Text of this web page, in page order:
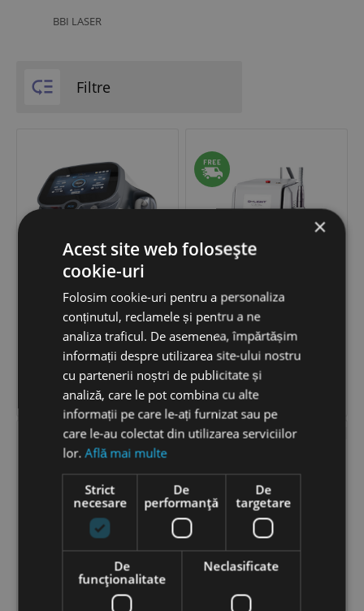
BBI LASER
 Filtre
BBI LASER
92,310LEI
ADAUGĂ ÎN COȘ 
D-LIGHT PLUS PICO -
L.A.S.E.R. Indepartare Tatuaje
+
− 320,576
ADAUGĂ ÎN COȘ
DERMO OFF TATTOO
DERMO OFF TATTOO
L.A.S.E.R. Stergere tatuaje
MOBILE PICO
L.A.S.E.R. Nd-Yag Stergere
×
Acest site web folosește
cookie-uri
Folosim cookie-uri pentru a personaliza
conținutul, reclamele și pentru a ne
analiza traficul. De asemenea, împărtășim
informații despre utilizarea site-ului nostru
cu partenerii noștri de publicitate și
analiză, care le pot combina cu alte
informații pe care le-ați furnizat sau pe
care le-au colectat din utilizarea serviciilor
lor.Află mai multe
Strict
necesare
De
performanță
De
targetare
De
funcţionalitate
Neclasificate